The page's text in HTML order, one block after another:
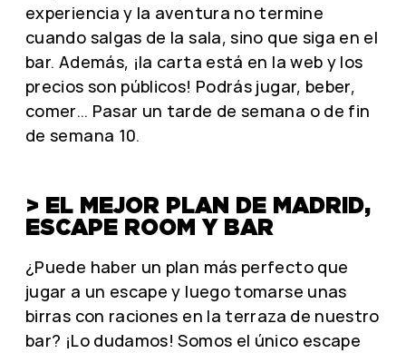
experiencia y la aventura no termine
cuando salgas de la sala, sino que siga en el
bar. Además, ¡la carta está en la web y los
precios son públicos! Podrás jugar, beber,
comer… Pasar un tarde de semana o de fin
de semana 10.
> EL MEJOR PLAN DE MADRID,
ESCAPE ROOM Y BAR
¿Puede haber un plan más perfecto que
jugar a un escape y luego tomarse unas
birras con raciones en la terraza de nuestro
bar? ¡Lo dudamos! Somos el único escape